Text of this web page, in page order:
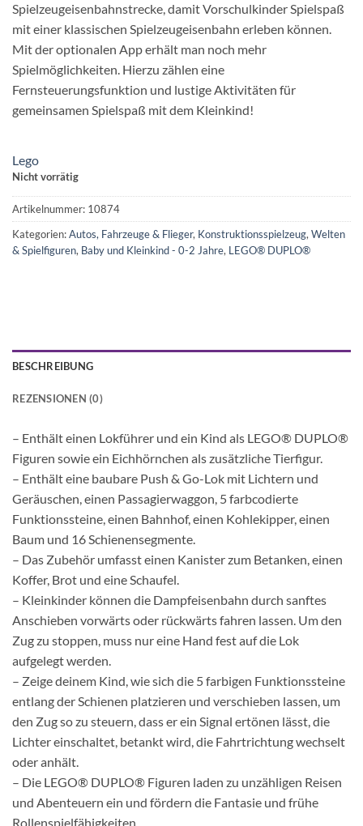
Spielzeugeisenbahnstrecke, damit Vorschulkinder Spielspaß
mit einer klassischen Spielzeugeisenbahn erleben können.
Mit der optionalen App erhält man noch mehr
Spielmöglichkeiten. Hierzu zählen eine
Fernsteuerungsfunktion und lustige Aktivitäten für
gemeinsamen Spielspaß mit dem Kleinkind!
Lego
Nicht vorrätig
Artikelnummer: 10874
Kategorien:Autos, Fahrzeuge & Flieger, Konstruktionsspielzeug, Welten
& Spielfiguren, Baby und Kleinkind - 0-2 Jahre, LEGO® DUPLO®
BESCHREIBUNG
REZENSIONEN (0)
– Enthält einen Lokführer und ein Kind als LEGO® DUPLO®
Figuren sowie ein Eichhörnchen als zusätzliche Tierfigur.
– Enthält eine baubare Push & Go-Lok mit Lichtern und
Geräuschen, einen Passagierwaggon, 5 farbcodierte
Funktionssteine, einen Bahnhof, einen Kohlekipper, einen
Baum und 16 Schienensegmente.
– Das Zubehör umfasst einen Kanister zum Betanken, einen
Koffer, Brot und eine Schaufel.
– Kleinkinder können die Dampfeisenbahn durch sanftes
Anschieben vorwärts oder rückwärts fahren lassen. Um den
Zug zu stoppen, muss nur eine Hand fest auf die Lok
aufgelegt werden.
– Zeige deinem Kind, wie sich die 5 farbigen Funktionssteine
entlang der Schienen platzieren und verschieben lassen, um
den Zug so zu steuern, dass er ein Signal ertönen lässt, die
Lichter einschaltet, betankt wird, die Fahrtrichtung wechselt
oder anhält.
– Die LEGO® DUPLO® Figuren laden zu unzähligen Reisen
und Abenteuern ein und fördern die Fantasie und frühe
Rollenspielfähigkeiten.